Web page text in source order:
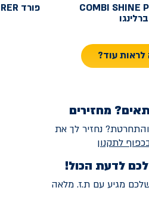
COMBI SHINE
ברלינגו
פורד
לראות עוד?
מחזירים
נחזיר לך את
לתקנון
לדעת הכול!
מגיע עם ת.ז. מלאה